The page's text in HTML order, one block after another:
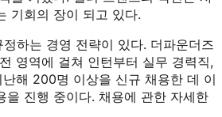
기회의 장이 되고 있다.
하는 경영 전략이 있다. 더파운더즈
영역에 걸쳐 인턴부터 실무 경력직,
해 200명 이상을 신규 채용한 데 이
진행 중이다. 채용에 관한 자세한